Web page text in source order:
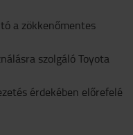
a zökkenőmentes
szolgáló Toyota
érdekében előrefelé